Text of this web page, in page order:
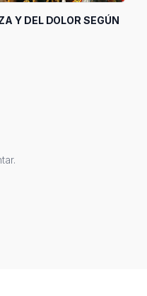
Y DEL DOLOR SEGÚN